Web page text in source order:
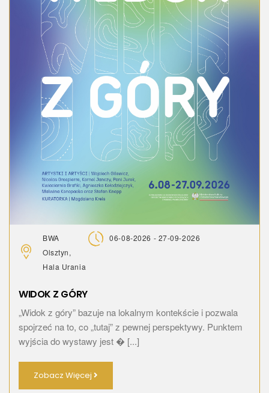
BWA
Olsztyn,
Hala Urania
06-08-2026 - 27-09-2026
WIDOK Z GÓRY
„Widok z góry” bazuje na lokalnym kontekście i pozwala
spojrzeć na to, co „tutaj” z pewnej perspektywy. Punktem
wyjścia do wystawy jest � [...]
Zobacz Więcej